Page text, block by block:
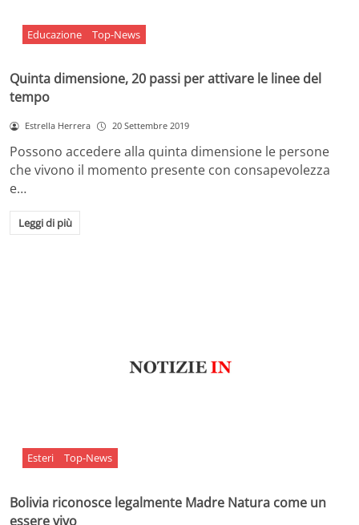
Educazione Top-News
Quinta dimensione, 20 passi per attivare le linee del
tempo
Estrella Herrera 20 Settembre 2019
Possono accedere alla quinta dimensione le persone
che vivono il momento presente con consapevolezza
e…
Leggi di più
Esteri Top-News
Bolivia riconosce legalmente Madre Natura come un
essere vivo